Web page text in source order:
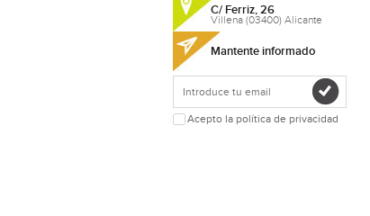
C/ Ferriz, 26
Villena (03400) Alicante
Mantente informado
Acepto la política de privacidad